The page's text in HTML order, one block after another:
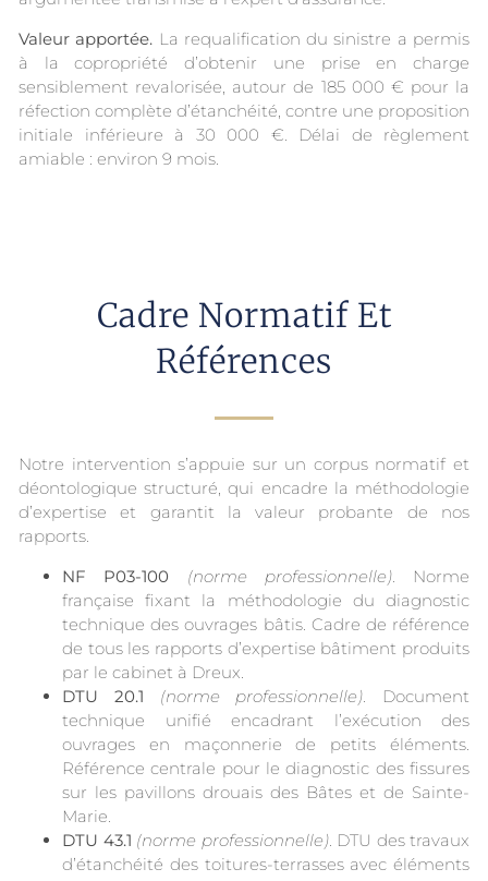
Valeur apportée. La requalification du sinistre a permis
à la copropriété d’obtenir une prise en charge
sensiblement revalorisée, autour de 185 000 € pour la
réfection complète d’étanchéité, contre une proposition
initiale inférieure à 30 000 €. Délai de règlement
amiable : environ 9 mois.
Cadre Normatif Et
Références
Notre intervention s’appuie sur un corpus normatif et
déontologique structuré, qui encadre la méthodologie
d’expertise et garantit la valeur probante de nos
rapports.
NF P03-100
(norme professionnelle). Norme
française fixant la méthodologie du diagnostic
technique des ouvrages bâtis. Cadre de référence
de tous les rapports d’expertise bâtiment produits
par le cabinet à Dreux.
DTU 20.1
(norme professionnelle) . Document
technique unifié encadrant l’exécution des
ouvrages en maçonnerie de petits éléments.
Référence centrale pour le diagnostic des fissures
sur les pavillons drouais des Bâtes et de Sainte-
Marie.
DTU 43.1 (norme professionnelle). DTU des travaux
d’étanchéité des toitures-terrasses avec éléments